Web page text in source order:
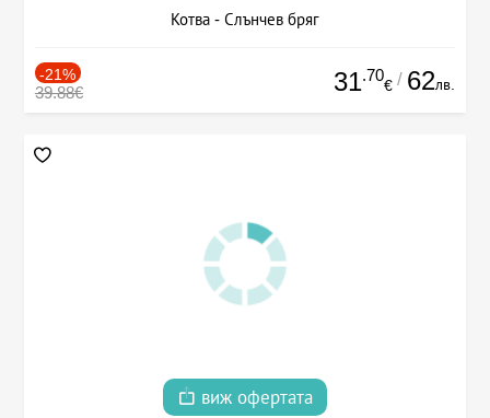
Котва - Слънчев бряг
-21%
39.88€ 31.70
€ / 62лв.
виж офертата